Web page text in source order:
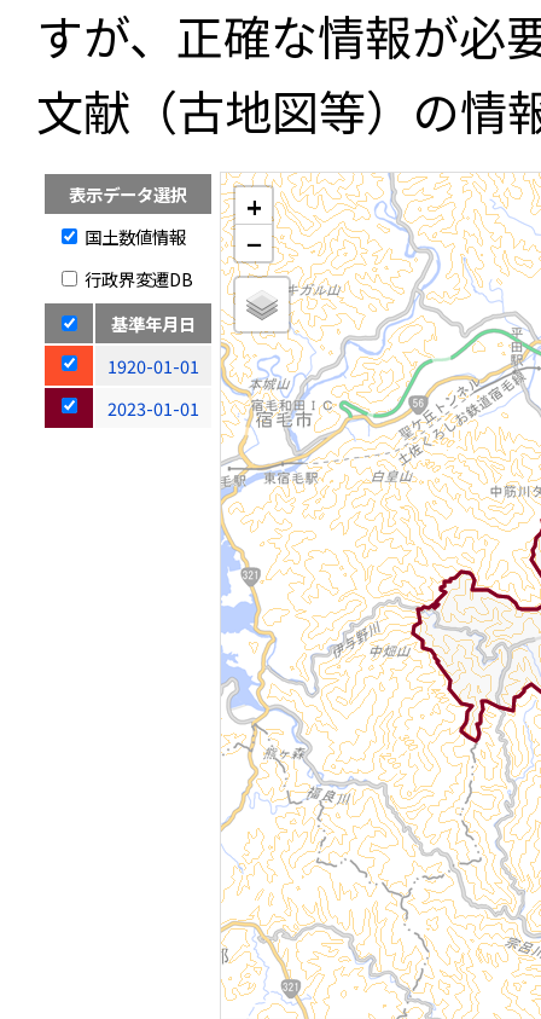
すが、正確な情報が必
文献（古地図等）の情
表示データ選択
国土数値情報
行政界変遷DB
基準年月日
1920-01-01
2023-01-01
+
−